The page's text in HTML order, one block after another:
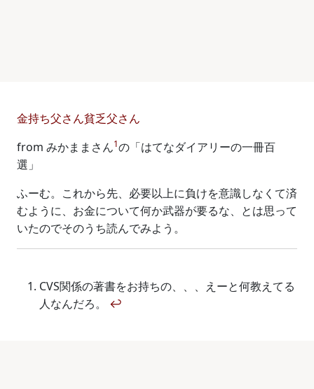
金持ち父さん貧乏父さん
from みかままさん1の「はてなダイアリーの一冊百
選」
ふーむ。これから先、必要以上に負けを意識しなくて済
むように、お金について何か武器が要るな、とは思って
いたのでそのうち読んでみよう。
CVS関係の著書をお持ちの、、、えーと何教えてる
人なんだろ。 ↩